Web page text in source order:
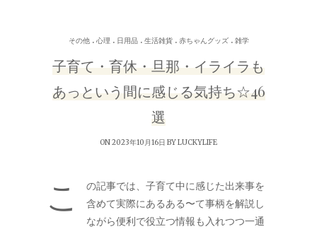
その他. 心理 . 日用品. 生活雑貨. 赤ちゃんグッズ. 雑学
子育て・育休・旦那・イライラも
あっという間に感じる気持ち☆46
選
ON 2023年10月16日 BYLUCKYLIFE
こ
の記事では、子育て中に感じた出来事を
含めて実際にあるある〜て事柄を解説し
ながら便利で役立つ情報も入れつつ一通